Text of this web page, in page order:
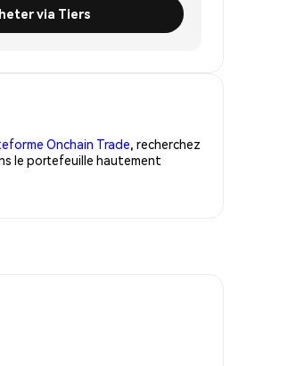
via Tiers
Onchain Trade, recherchez
le portefeuille hautement